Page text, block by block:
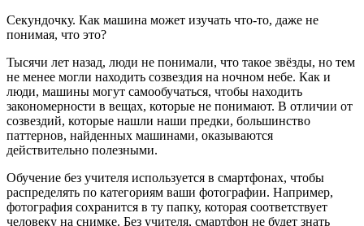
Секундочку. Как машина может изучать что-то, даже не
понимая, что это?
Тысячи лет назад, люди не понимали, что такое звёзды, но тем
не менее могли находить созвездия на ночном небе. Как и
люди, машины могут самообучаться, чтобы находить
закономерности в вещах, которые не понимают. В отличии от
созвездий, которые нашли наши предки, большинство
паттернов, найденных машинами, оказываются
действительно полезными.
Обучение без учителя используется в смартфонах, чтобы
распределять по категориям ваши фотографии. Например,
фотография сохранится в ту папку, которая соответствует
человеку на снимке. Без учителя, смартфон не будет знать